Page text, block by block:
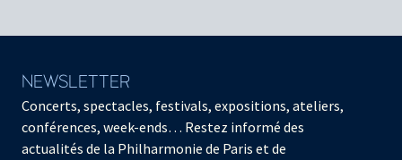
NEWSLETTER
Concerts, spectacles, festivals, expositions, ateliers,
conférences, week-ends… Restez informé des
actualités de la Philharmonie de Paris et de